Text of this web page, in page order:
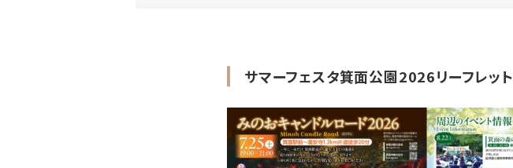
サマーフェスタ箕面公園2026リーフレット